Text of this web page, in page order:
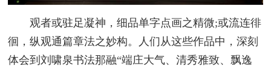
观者或驻足凝神，细品单字点画之精微;或流连徘
徊，纵观通篇章法之妙构。人们从这些作品中，深刻
体会到刘啸泉书法那融“端庄大气、清秀雅致、飘逸